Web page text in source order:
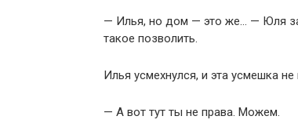
— Илья, но дом — это же… — Юля
такое позволить.
Илья усмехнулся, и эта усмешка
— А вот тут ты не права. Можем.